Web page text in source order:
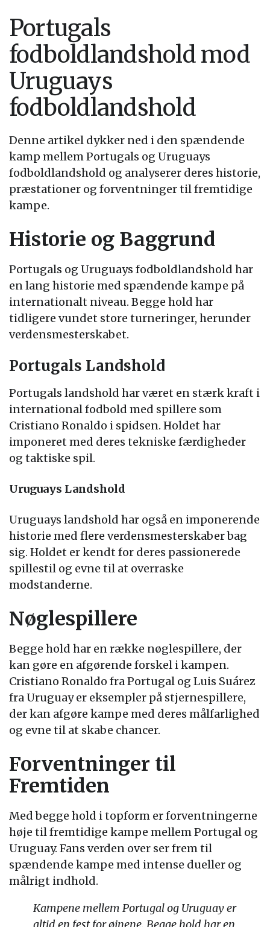
Portugals
fodboldlandshold mod
Uruguays
fodboldlandshold
Denne artikel dykker ned i den spændende
kamp mellem Portugals og Uruguays
fodboldlandshold og analyserer deres historie,
præstationer og forventninger til fremtidige
kampe.
Historie og Baggrund
Portugals og Uruguays fodboldlandshold har
en lang historie med spændende kampe på
internationalt niveau. Begge hold har
tidligere vundet store turneringer, herunder
verdensmesterskabet.
Portugals Landshold
Portugals landshold har været en stærk kraft i
international fodbold med spillere som
Cristiano Ronaldo i spidsen. Holdet har
imponeret med deres tekniske færdigheder
og taktiske spil.
Uruguays Landshold
Uruguays landshold har også en imponerende
historie med flere verdensmesterskaber bag
sig. Holdet er kendt for deres passionerede
spillestil og evne til at overraske
modstanderne.
Nøglespillere
Begge hold har en række nøglespillere, der
kan gøre en afgørende forskel i kampen.
Cristiano Ronaldo fra Portugal og Luis Suárez
fra Uruguay er eksempler på stjernespillere,
der kan afgøre kampe med deres målfarlighed
og evne til at skabe chancer.
Forventninger til
Fremtiden
Med begge hold i topform er forventningerne
høje til fremtidige kampe mellem Portugal og
Uruguay. Fans verden over ser frem til
spændende kampe med intense dueller og
målrigt indhold.
Kampene mellem Portugal og Uruguay er
altid en fest for øjnene. Begge hold har en